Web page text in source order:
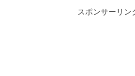
スポンサーリン